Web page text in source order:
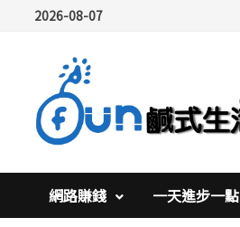
2026-08-07
網路賺錢 一天進步一點